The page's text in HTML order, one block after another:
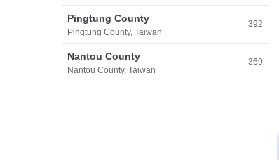
Pingtung County
Pingtung County, Taiwan
392
Nantou County
Nantou County, Taiwan
369